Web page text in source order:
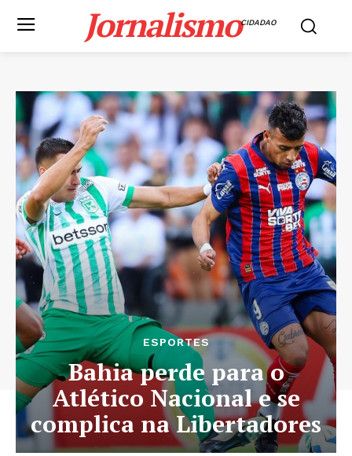
JornalismoCIDADAO
ESPORTES
Bahia perde para o
Atlético Nacional e se
complica na Libertadores